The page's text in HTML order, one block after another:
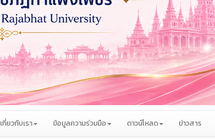
เกี่ยวกับเรา ข้อมูลความร่วมมือ ดาวน์โหลด ข่าวสาร